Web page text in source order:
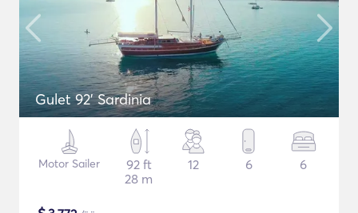
Gulet 92' Sardinia
Motor Sailer
92 ft
28 m
12 6 6